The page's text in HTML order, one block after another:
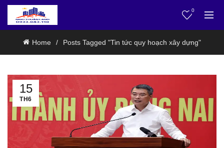
0
Home Posts Tagged "Tin tức quy hoạch xây dựng"
15
TH6